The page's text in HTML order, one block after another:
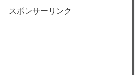
スポンサーリンク